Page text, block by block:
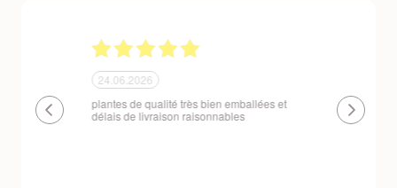
24.06.2026
plantes de qualité très bien emballées et
délais de livraison raisonnables
Un site que
réserve. La
livraison